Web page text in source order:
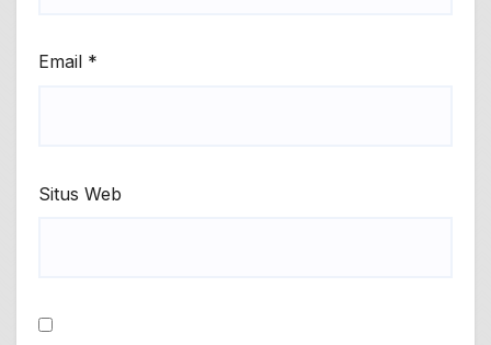
Email *
Situs Web